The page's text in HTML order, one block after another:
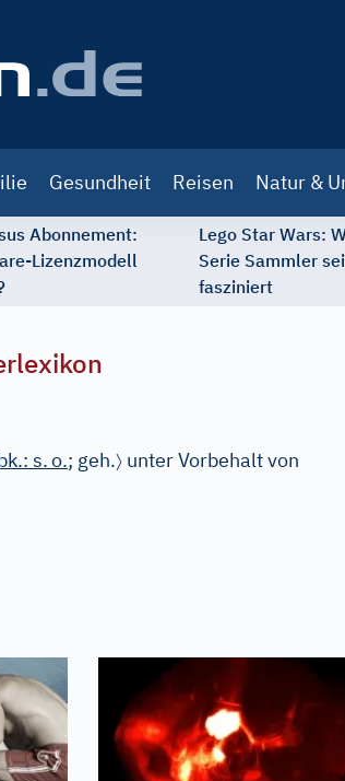
Gesundheit Reisen Natur &
Abonnement:
Lizenzmodell
Lego Star Wars:
Serie Sammler
fasziniert
s.o.; geh.〉 unter Vorbehalt von